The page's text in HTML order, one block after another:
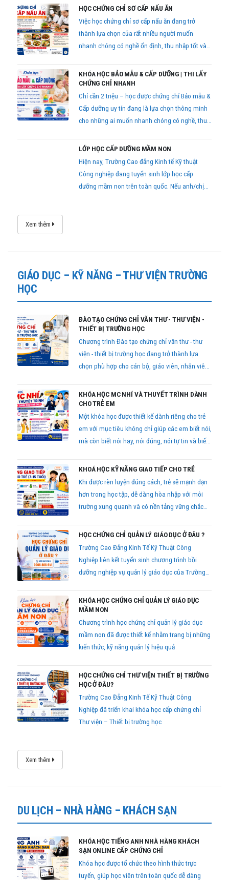
hồ sơ lao động trên toàn quốc.HỌC CHỨNG CHỈ SƠ CẤP NẤU ĂN
Việc học chứng chỉ sơ cấp nấu ăn đang trở
thành lựa chọn của rất nhiều người muốn
nhanh chóng có nghề ổn định, thu nhập tốt và
KHÓA HỌC BẢO MẪU & CẤP DƯỠNG | THI LẤY
CHỨNG CHỈ NHANH
Chỉ cần 2 triệu – học được chứng chỉ Bảo mẫu &
Cấp dưỡng uy tín đang là lựa chọn thông minh
cho những ai muốn nhanh chóng có nghề, thu
dục chuyên nghiệp
LỚP HỌC CẤP DƯỠNG MẦM NON
Hiện nay, Trường Cao đẳng Kinh tế Kỹ thuật
Công nghiệp đang tuyển sinh lớp học cấp
dưỡng mầm non trên toàn quốc. Nếu anh/chị
Xem thêm
GIÁO DỤC – KỸ NĂNG – THƯ VIỆN TRƯỜNG
HỌC
ĐÀO TẠO CHỨNG CHỈ VĂN THƯ - THƯ VIỆN -
THIẾT BỊ TRƯỜNG HỌC
Chương trình Đào tạo chứng chỉ văn thư - thư
viện - thiết bị trường học đang trở thành lựa
chọn phù hợp cho cán bộ, giáo viên, nhân viên
bổ sung kiến thức chuyên môn để phục vụ công
việc.
KHÓA HỌC MC NHÍ VÀ THUYẾT TRÌNH DÀNH
CHO TRẺ EM
Một khóa học được thiết kế dành riêng cho trẻ
em với mục tiêu không chỉ giúp các em biết nói,
mà còn biết nói hay, nói đúng, nói tự tin và biết
KHOÁ HỌC KỸ NĂNG GIAO TIẾP CHO TRẺ
Khi được rèn luyện đúng cách, trẻ sẽ mạnh dạn
hơn trong học tập, dễ dàng hòa nhập với môi
trường xung quanh và có nền tảng vững chắc
HỌC CHỨNG CHỈ QUẢN LÝ GIÁO DỤC Ở ĐÂU ?
Trường Cao Đẳng Kinh Tế Kỹ Thuật Công
Nghiệp liên kết tuyển sinh chương trình bồi
dưỡng nghiệp vụ quản lý giáo dục của Trường
Minh với hình thức học linh hoạt, phù hợp cho
người đang công tác trong ngành giáo dục trên
toàn quốc.
KHÓA HỌC CHỨNG CHỈ QUẢN LÝ GIÁO DỤC
MẦM NON
Chương trình học chứng chỉ quản lý giáo dục
mầm non đã được thiết kế nhằm trang bị những
kiến thức, kỹ năng quản lý hiệu quả
HỌC CHỨNG CHỈ THƯ VIỆN THIẾT BỊ TRƯỜNG
HỌC Ở ĐÂU?
Trường Cao Đẳng Kinh Tế Kỹ Thuật Công
Nghiệp đã triển khai khóa học cấp chứng chỉ
Thư viện – Thiết bị trường học
Xem thêm
DU LỊCH – NHÀ HÀNG – KHÁCH SẠN
KHÓA HỌC TIẾNG ANH NHÀ HÀNG KHÁCH
SẠN ONLINE CẤP CHỨNG CHỈ
Khóa học được tổ chức theo hình thức trực
tuyến, giúp học viên trên toàn quốc dễ dàng